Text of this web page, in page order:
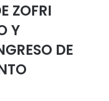
ZOFRI
Y
DE